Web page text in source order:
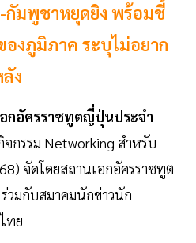
กัมพูชาหยุดยิง พร้อมชี้
งภูมิภาค ระบุไม่อยาก
ง
อกอัครราชทูตญี่ปุ่นประจำ
จกรรม Networking สำหรับ
จัดโดยสถานเอกอัครราชทูต
วมกับสมาคมนักข่าวนัก
ทย